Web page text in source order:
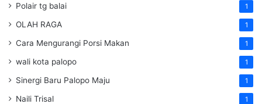
Polair tg balai 1
OLAH RAGA 1
Cara Mengurangi Porsi Makan 1
wali kota palopo 1
Sinergi Baru Palopo Maju 1
Naili Trisal 1